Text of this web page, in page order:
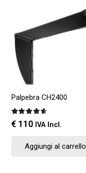
Palpebra CH2400
€ 110 IVA Incl.
Aggiungi al carrello